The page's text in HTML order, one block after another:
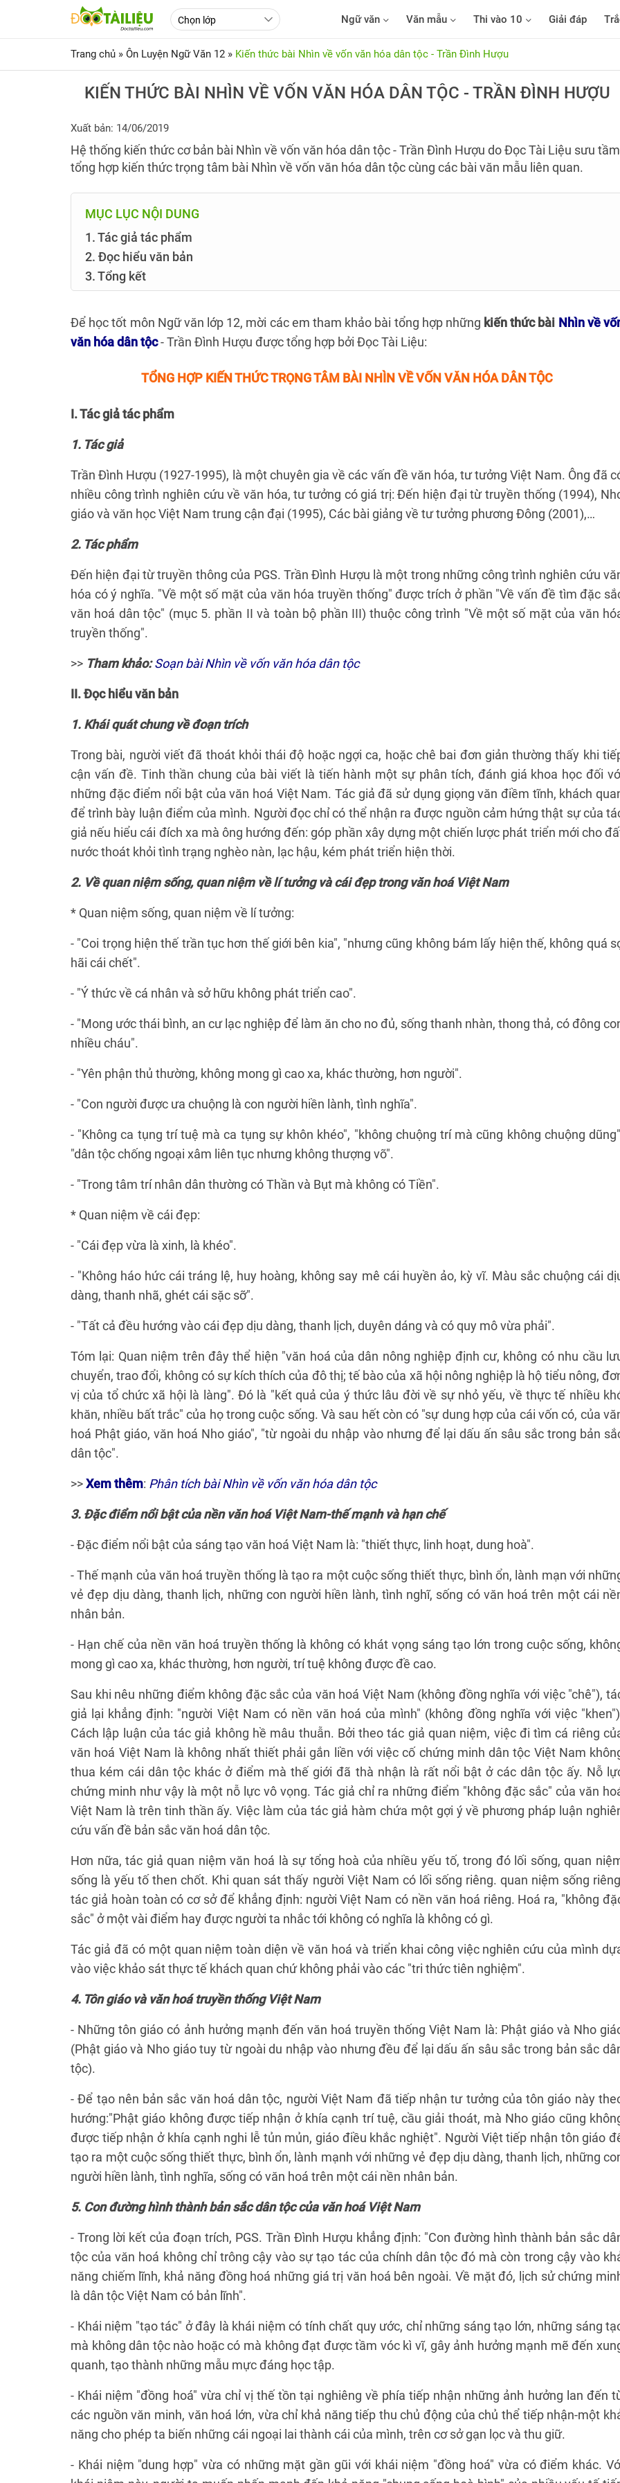
Ngữ văn Văn mẫu Thi vào 10 Giải đáp
Trang chủ » Ôn Luyện Ngữ Văn 12 » Kiến thức bài Nhìn về vốn văn hóa dân tộc - Trần Đình Hượu
KIẾN THỨC BÀI NHÌN VỀ VỐN VĂN HÓA DÂN TỘC - TRẦN ĐÌNH HƯỢU
Xuất bản: 14/06/2019
Hệ thống kiến thức cơ bản bài Nhìn về vốn văn hóa dân tộc - Trần Đình Hượu do Đọc Tài Liệu sưu
tổng hợp kiến thức trọng tâm bài Nhìn về vốn văn hóa dân tộc cùng các bài văn mẫu liên quan.
MỤC LỤC NỘI DUNG
1. Tác giả tác phẩm
2. Đọc hiểu văn bản
3. Tổng kết
Để học tốt môn Ngữ văn lớp 12, mời các em tham khảo bài tổng hợp những kiến thức bài Nhìn về
văn hóa dân tộc- Trần Đình Hượu được tổng hợp bởi Đọc Tài Liệu:
TỔNG HỢP KIẾN THỨC TRỌNG TÂM BÀI NHÌN VỀ VỐN VĂN HÓA DÂN TỘC
I.Tác giả tác phẩm
1. Tác giả
Trần Đình Hượu (1927-1995), là một chuyên gia về các vấn đề văn hóa, tư tưởng Việt Nam. Ông đã
nhiều công trình nghiên cứu về văn hóa, tư tưởng có giá trị: Đến hiện đại từ truyền thống (1994),
giáo và văn học Việt Nam trung cận đại (1995), Các bài giảng về tư tưởng phương Đông (2001),…
2. Tác phẩm
Đến hiện đại từ truyền thông của PGS. Trần Đình Hượu là một trong những công trình nghiên cứu
hóa có ý nghĩa. "Về một số mặt của văn hóa truyền thống" được trích ở phần "Về vấn đề tìm đặc
văn hoá dân tộc" (mục 5. phần II và toàn bộ phần III) thuộc công trình "Về một số mặt của văn
truyền thống".
>> Tham khảo:Soạn bài Nhìn về vốn văn hóa dân tộc
II.Đọc hiểu văn bản
1. Khái quát chung về đoạn trích
Trong bài, người viết đã thoát khỏi thái độ hoặc ngợi ca, hoặc chê bai đơn giản thường thấy khi
cận vấn đề. Tinh thần chung của bài viết là tiến hành một sự phân tích, đánh giá khoa học đối
những đặc điểm nổi bật của văn hoá Việt Nam. Tác giả đã sử dụng giọng văn điềm tĩnh, khách
để trình bày luận điểm của mình. Người đọc chỉ có thể nhận ra được nguồn cảm hứng thật sự của
giả nếu hiểu cái đích xa mà ông hướng đến: góp phần xây dựng một chiến lược phát triển mới cho
nước thoát khỏi tình trạng nghèo nàn, lạc hậu, kém phát triển hiện thời.
2. Về quan niệm sống, quan niệm về lí tưởng và cái đẹp trong văn hoá Việt Nam
* Quan niệm sống, quan niệm về lí tưởng:
- "Coi trọng hiện thế trần tục hơn thế giới bên kia", "nhưng cũng không bám lấy hiện thế, không quá
hãi cái chết".
- "Ý thức về cá nhân và sở hữu không phát triển cao".
- "Mong ước thái bình, an cư lạc nghiệp để làm ăn cho no đủ, sống thanh nhàn, thong thả, có đông
nhiều cháu".
- "Yên phận thủ thường, không mong gì cao xa, khác thường, hơn người".
- "Con người được ưa chuộng là con người hiền lành, tình nghĩa".
- "Không ca tụng trí tuệ mà ca tụng sự khôn khéo", "không chuộng trí mà cũng không chuộng
"dân tộc chống ngoại xâm liên tục nhưng không thượng võ".
- "Trong tâm trí nhân dân thường có Thần và Bụt mà không có Tiền".
* Quan niệm về cái đẹp:
- "Cái đẹp vừa là xinh, là khéo".
- "Không háo hức cái tráng lệ, huy hoàng, không say mê cái huyền ảo, kỳ vĩ. Màu sắc chuộng cái
dàng, thanh nhã, ghét cái sặc sỡ".
- "Tất cả đều hướng vào cái đẹp dịu dàng, thanh lịch, duyên dáng và có quy mô vừa phải".
Tóm lại: Quan niệm trên đây thể hiện "văn hoá của dân nông nghiệp định cư, không có nhu cầu
chuyển, trao đổi, không có sự kích thích của đô thị; tế bào của xã hội nông nghiệp là hộ tiểu nông,
vị của tổ chức xã hội là làng". Đó là "kết quả của ý thức lâu đời về sự nhỏ yếu, về thực tế nhiều
khăn, nhiều bất trắc" của họ trong cuộc sống. Và sau hết còn có "sự dung hợp của cái vốn có, của
hoá Phật giáo, văn hoá Nho giáo", "từ ngoài du nhập vào nhưng để lại dấu ấn sâu sắc trong bản
dân tộc".
>>Xem thêm: Phân tích bài Nhìn về vốn văn hóa dân tộc
3. Đặc điểm nổi bật của nền văn hoá Việt Nam-thế mạnh và hạn chế
- Đặc điểm nổi bật của sáng tạo văn hoá Việt Nam là: "thiết thực, linh hoạt, dung hoà".
- Thế mạnh của văn hoá truyền thống là tạo ra một cuộc sống thiết thực, bình ổn, lành mạn với
vẻ đẹp dịu dàng, thanh lịch, những con người hiền lành, tình nghĩ, sống có văn hoá trên một cái
nhân bản.
- Hạn chế của nền văn hoá truyền thống là không có khát vọng sáng tạo lớn trong cuộc sống,
mong gì cao xa, khác thường, hơn người, trí tuệ không được đề cao.
Sau khi nêu những điểm không đặc sắc của văn hoá Việt Nam (không đồng nghĩa với việc "chê"),
giả lại khẳng định: "người Việt Nam có nền văn hoá của mình" (không đồng nghĩa với việc
Cách lập luận của tác giả không hề mâu thuẫn. Bởi theo tác giả quan niệm, việc đi tìm cá riêng
văn hoá Việt Nam là không nhất thiết phải gắn liền với việc cố chứng minh dân tộc Việt Nam
thua kém cái dân tộc khác ở điểm mà thế giới đã thà nhận là rất nổi bật ở các dân tộc ấy. Nỗ
chứng minh như vậy là một nỗ lực vô vọng. Tác giả chỉ ra những điểm "không đặc sắc" của văn
Việt Nam là trên tinh thần ấy. Việc làm của tác giả hàm chứa một gợi ý về phương pháp luận
cứu vấn đề bản sắc văn hoá dân tộc.
Hơn nữa, tác giả quan niệm văn hoá là sự tổng hoà của nhiều yếu tố, trong đó lối sống, quan
sống là yếu tố then chốt. Khi quan sát thấy người Việt Nam có lối sống riêng. quan niệm sống
tác giả hoàn toàn có cơ sở để khẳng định: người Việt Nam có nền văn hoá riêng. Hoá ra, "không
sắc" ở một vài điểm hay được người ta nhắc tới không có nghĩa là không có gì.
Tác giả đã có một quan niệm toàn diện về văn hoá và triển khai công việc nghiên cứu của mình
vào việc khảo sát thực tế khách quan chứ không phải vào các "tri thức tiên nghiệm".
4. Tôn giáo và văn hoá truyền thống Việt Nam
- Những tôn giáo có ảnh hưởng mạnh đến văn hoá truyền thống Việt Nam là: Phật giáo và Nho
(Phật giáo và Nho giáo tuy từ ngoài du nhập vào nhưng đều để lại dấu ấn sâu sắc trong bản sắc
tộc).
- Để tạo nên bản sắc văn hoá dân tộc, người Việt Nam đã tiếp nhận tư tưởng của tôn giáo này
hướng:"Phật giáo không được tiếp nhận ở khía cạnh trí tuệ, cầu giải thoát, mà Nho giáo cũng
được tiếp nhận ở khía cạnh nghi lễ tủn mủn, giáo điều khắc nghiệt". Người Việt tiếp nhận tôn giáo
tạo ra một cuộc sống thiết thực, bình ổn, lành mạnh với những vẻ đẹp dịu dàng, thanh lịch, những
người hiền lành, tình nghĩa, sống có văn hoá trên một cái nền nhân bản.
5. Con đường hình thành bản sắc dân tộc của văn hoá Việt Nam
- Trong lời kết của đoạn trích, PGS. Trần Đình Hượu khẳng định: "Con đường hình thành bản sắc
tộc của văn hoá không chỉ trông cậy vào sự tạo tác của chính dân tộc đó mà còn trong cậy vào
năng chiếm lĩnh, khả năng đồng hoá những giá trị văn hoá bên ngoài. Về mặt đó, lịch sử chứng
là dân tộc Việt Nam có bản lĩnh".
- Khái niệm "tạo tác" ở đây là khái niệm có tính chất quy ước, chỉ những sáng tạo lớn, những sáng
mà không dân tộc nào hoặc có mà không đạt được tầm vóc kì vĩ, gây ảnh hưởng mạnh mẽ đến
quanh, tạo thành những mẫu mực đáng học tập.
- Khái niệm "đồng hoá" vừa chỉ vị thế tồn tại nghiêng về phía tiếp nhận những ảnh hưởng lan đến
các nguồn văn minh, văn hoá lớn, vừa chỉ khả năng tiếp thu chủ động của chủ thể tiếp nhận-một
năng cho phép ta biến những cái ngoại lai thành cái của mình, trên cơ sở gạn lọc và thu giữ.
- Khái niệm "dung hợp" vừa có những mặt gần gũi với khái niệm "đồng hoá" vừa có điểm khác.